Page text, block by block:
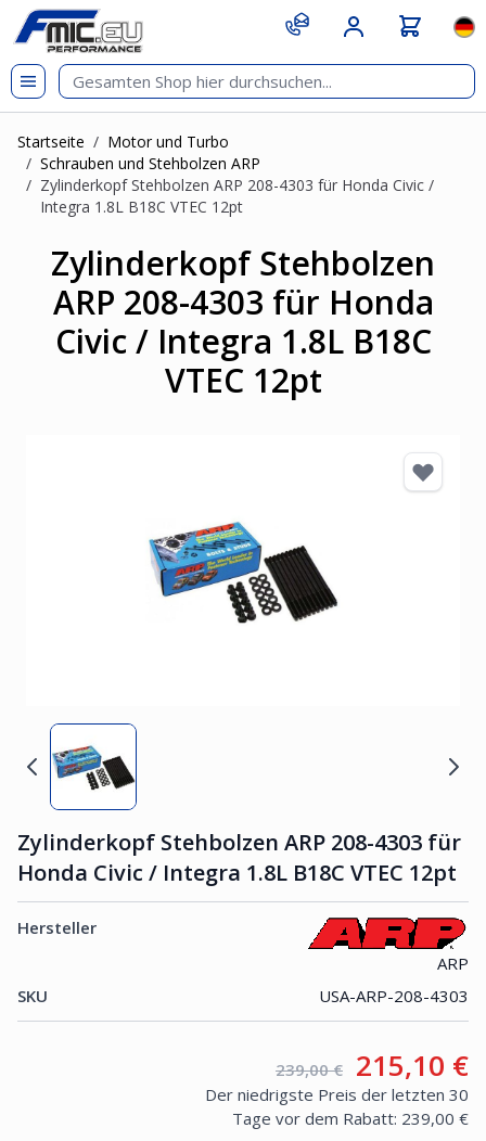
Zum Inhalt springen
git s
Startseite / Motor und Turbo
/ Schrauben und Stehbolzen ARP
/ Zylinderkopf Stehbolzen ARP 208-4303 für Honda Civic /
Integra 1.8L B18C VTEC 12pt
Zylinderkopf Stehbolzen
ARP 208-4303 für Honda
Civic / Integra 1.8L B18C
VTEC 12pt
Zylinderkopf Stehbolzen ARP 208-4303 für
Honda Civic / Integra 1.8L B18C VTEC 12pt
Hersteller
ARP
SKU
USA-ARP-208-4303
Retail price:
239,00 € Your
215,10 €
Der niedrigste Preis der letzten 30
Tage vor dem Rabatt: 239,00 €